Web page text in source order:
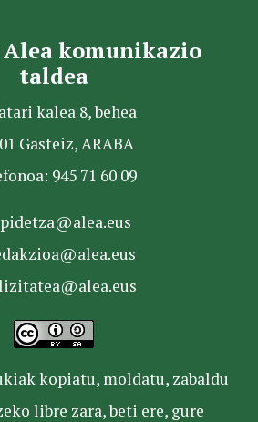
komunikazio
taldea
kalea 8, behea
Gasteiz, ARABA
945 71 60 09
kopiatu, moldatu, zabaldu
libre zara, beti ere, gure